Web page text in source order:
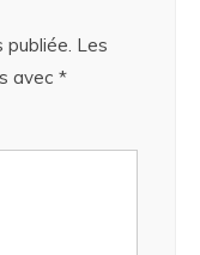
publiée. Les
avec *